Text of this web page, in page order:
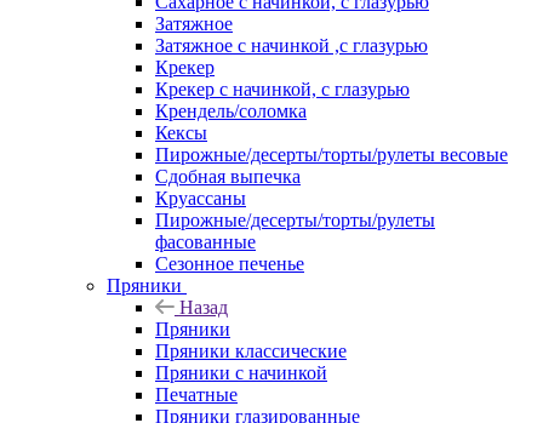
Затяжное
Затяжное с начинкой ,с глазурью
Крекер
Крекер с начинкой, с глазурью
Крендель/соломка
Кексы
Пирожные/десерты/торты/рулеты весовые
Сдобная выпечка
Круассаны
Пирожные/десерты/торты/рулеты
фасованные
Сезонное печенье
Пряники
Назад
Пряники
Пряники классические
Пряники с начинкой
Печатные
Пряники глазированные